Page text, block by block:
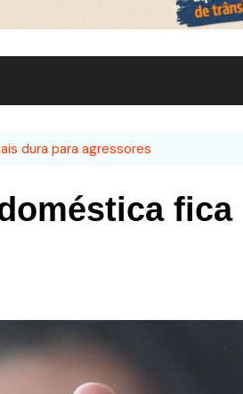
dura para agressores
fica